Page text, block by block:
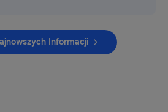
Informacji